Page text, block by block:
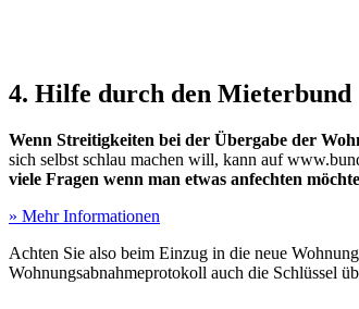
4. Hilfe durch den Mieterbund
Wenn Streitigkeiten bei der Übergabe der
sich selbst schlau machen will, kann auf
viele Fragen wenn man etwas anfechten
» Mehr Informationen
Achten Sie also beim Einzug in die neue
Wohnungsabnahmeprotokoll auch die Schlüssel